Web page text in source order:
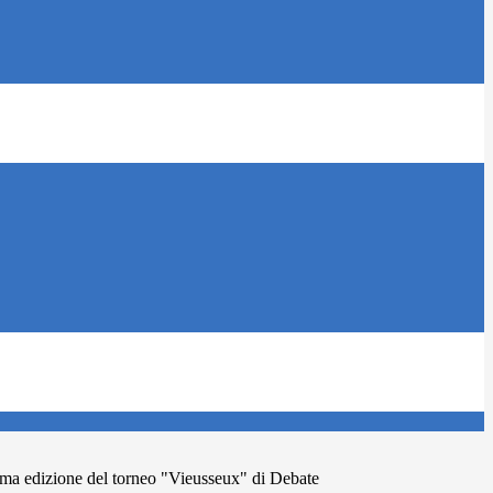
edizione del torneo "Vieusseux" di Debate